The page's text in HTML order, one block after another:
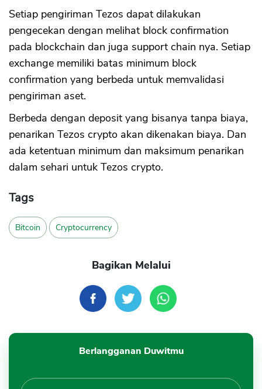
Setiap pengiriman Tezos dapat dilakukan
pengecekan dengan melihat block confirmation
pada blockchain dan juga support chain nya. Setiap
exchange memiliki batas minimum block
confirmation yang berbeda untuk memvalidasi
pengiriman aset.
Berbeda dengan deposit yang bisanya tanpa biaya,
penarikan Tezos crypto akan dikenakan biaya. Dan
ada ketentuan minimum dan maksimum penarikan
dalam sehari untuk Tezos crypto.
Tags
Bitcoin Cryptocurrency
Bagikan Melalui
Berlangganan Duwitmu